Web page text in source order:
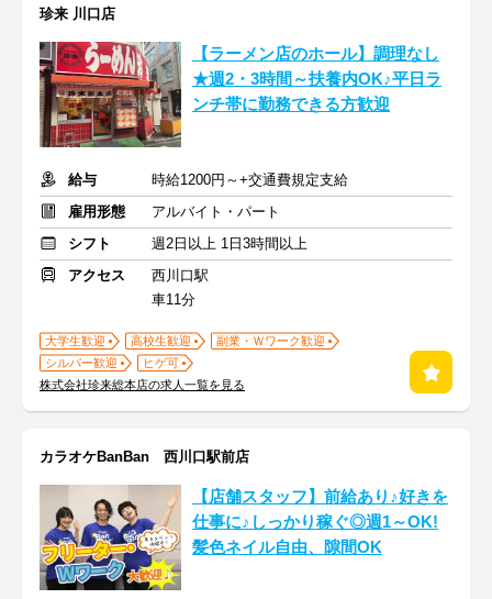
珍来 川口店
【ラーメン店のホール】調理なし
★週2・3時間～扶養内OK♪平日ラ
ンチ帯に勤務できる方歓迎
給与
時給1200円～+交通費規定支給
雇用形態
アルバイト・パート
シフト
週2日以上 1日3時間以上
アクセス
西川口駅
車11分
大学生歓迎 高校生歓迎
副業・Ｗワーク歓迎
シルバー歓迎
ヒゲ可
株式会社珍来総本店の求人一覧を見る
カラオケBanBan 西川口駅前店
【店舗スタッフ】前給あり♪好きを
仕事に♪しっかり稼ぐ◎週1～OK!
髪色ネイル自由、隙間OK